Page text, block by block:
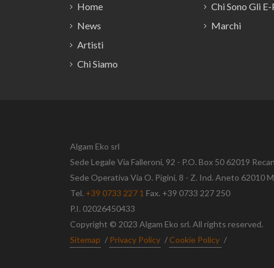
Home
News
Artisti
Chi Siamo
Chi Sono Gli
Marchi
Algam Eko srl
Sede Legale Via Falleroni, 92 - P.O. Box 50 62019
Sede Operativa Via O. Pigini, 8 - Z. Ind. Aneto 62010
Tel. +39 0733 227 1 Fax. +39 0733 227 250
P.I. 02026450433
Copyright © 2023 Algam Eko srl. All rights reserved.
Sitemap / Privacy Policy / Cookie Policy /